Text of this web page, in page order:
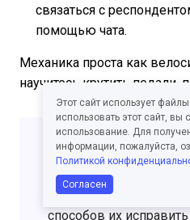
связаться с
помощью чата.
Механика проста как
научитесь крутить педали,
Для тех, кто уже на
Комментарий вашего
журналист? 11
способов их исправить
Этот сайт использует
использовать этот сайт, вы
использование. Для
информации, пожалуйста,
Политикой
Согласен